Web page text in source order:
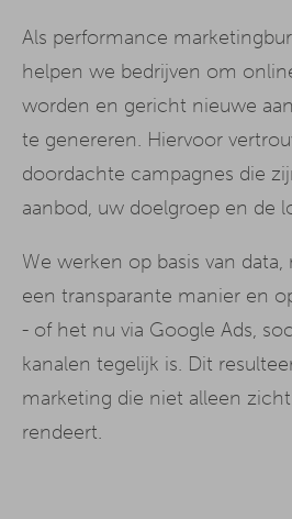
Als performance
helpen we bedrijven om
worden en gericht nieuwe
te genereren. Hiervoor
doordachte campagnes die
aanbod, uw doelgroep en de
We werken op basis van
een transparante manier en
- of het nu via Google Ads,
kanalen tegelijk is. Dit
marketing die niet alleen
rendeert.